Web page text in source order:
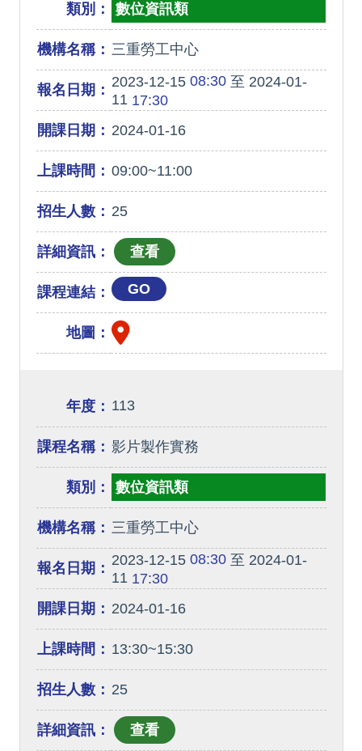
類別： 數位資訊類
機構名稱： 三重勞工中心
報名日期： 2023-12-1508:30至 2024-01-
1117:30
開課日期： 2024-01-16
上課時間： 09:00~11:00
招生人數： 25
詳細資訊：
課程連結： GO
地圖：
年度： 113
課程名稱： 影片製作實務
類別： 數位資訊類
機構名稱： 三重勞工中心
報名日期： 2023-12-1508:30至 2024-01-
1117:30
開課日期： 2024-01-16
上課時間： 13:30~15:30
招生人數： 25
詳細資訊：